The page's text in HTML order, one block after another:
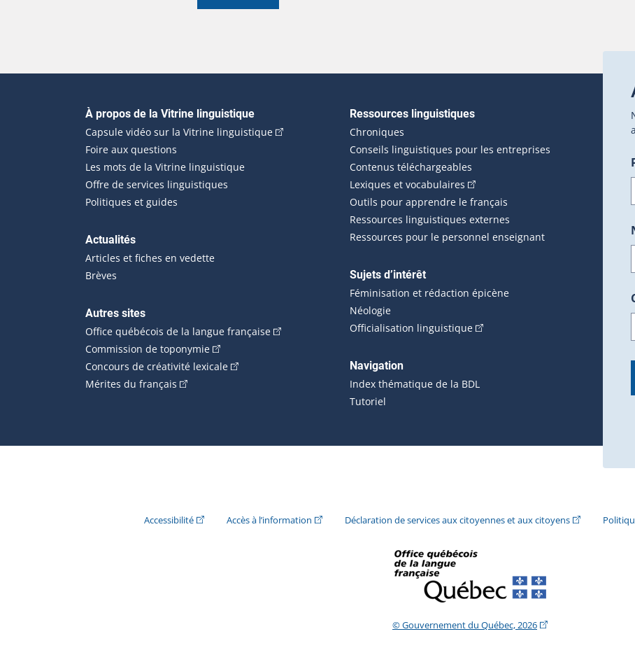
Navigation principale
À propos de la Vitrine linguistique
Capsule vidéo sur la Vitrine linguistique(Cet hyperlien externe s'ouvrira dans une nouvelle fenêtre.)
Foire aux questions
Les mots de la Vitrine linguistique
Offre de services linguistiques
Politiques et guides
Actualités
Articles et fiches en vedette
Brèves
Autres sites
Office québécois de la langue française(Cet hyperlien externe s'ouvrira dans une nouvelle fenêtre.)
Commission de toponymie(Cet hyperlien externe s'ouvrira dans une nouvelle fenêtre.)
Concours de créativité lexicale(Cet hyperlien externe s'ouvrira dans une nouvelle fenêtre.)
Mérites du français (Cet hyperlien externe s'ouvrira dans une nouvelle fenêtre.)
Ressources linguistiques
Chroniques
Conseils linguistiques pour les entreprises
Contenus téléchargeables
Lexiques et vocabulaires (Cet hyperlien externe s'ouvrira
Outils pour apprendre le français
Ressources linguistiques externes
Ressources pour le personnel enseignant
Sujets d’intérêt
Féminisation et rédaction épicène
Néologie
Officialisation linguistique(Cet hyperlien externe s'ouvrira
Navigation
Index thématique de la BDL
Tutoriel
Accessibilité(Cet hyperlien externe s'ouvrira dans une nouvelle fenêtre.)
Accès à l’information (Cet hyperlien externe s'ouvrira dans une nouvelle fenêtre.)
Déclaration de services aux citoyennes et aux citoyens(Cet hyperlien
© Gouvernement du Québec, 2026(Cet hyperlien externe